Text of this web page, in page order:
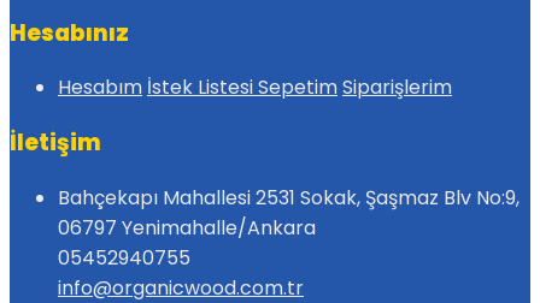
Hesabınız
Hesabım İstek ListesiSepetimSiparişlerim
İletişim
Bahçekapı Mahallesi 2531 Sokak, Şaşmaz Blv No:9,
06797 Yenimahalle/Ankara
05452940755
info@organicwood.com.tr